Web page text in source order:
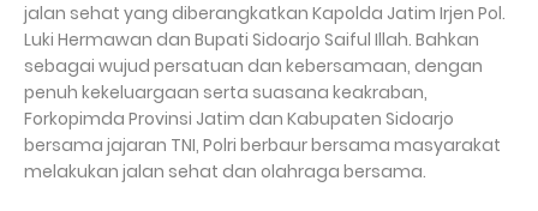
jalan sehat yang diberangkatkan Kapolda Jatim Irjen Pol.
Luki Hermawan dan Bupati Sidoarjo Saiful Illah. Bahkan
sebagai wujud persatuan dan kebersamaan, dengan
penuh kekeluargaan serta suasana keakraban,
Forkopimda Provinsi Jatim dan Kabupaten Sidoarjo
bersama jajaran TNI, Polri berbaur bersama masyarakat
melakukan jalan sehat dan olahraga bersama.